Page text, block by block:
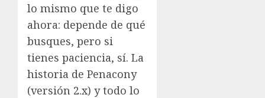
lo mismo que te digo
ahora: depende de qué
busques, pero si
tienes paciencia, sí. La
historia de Penacony
(versión 2.x) y todo lo